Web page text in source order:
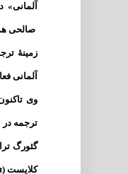
آلمانی»
صالحی
زمینهٔ
آلمانی
ترجمه
گئورگ
کلایست (